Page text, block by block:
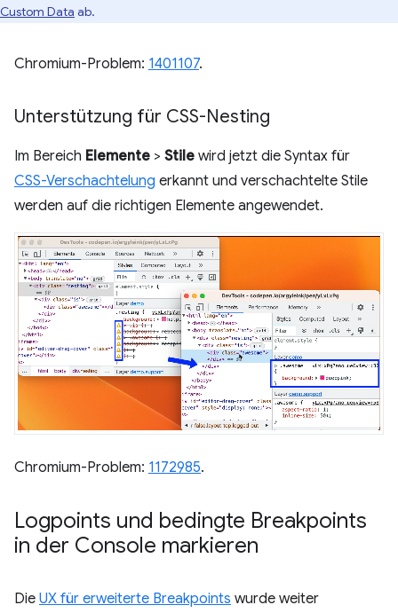
Custom Data ab.
Chromium-Problem: 1401107.
Unterstützung für CSS-Nesting
Im Bereich Elemente > Stile wird jetzt die Syntax für
CSS-Verschachtelung erkannt und verschachtelte Stile
werden auf die richtigen Elemente angewendet.
Chromium-Problem: 1172985.
Logpoints und bedingte Breakpoints
in der Console markieren
Die UX für erweiterte Breakpoints wurde weiter